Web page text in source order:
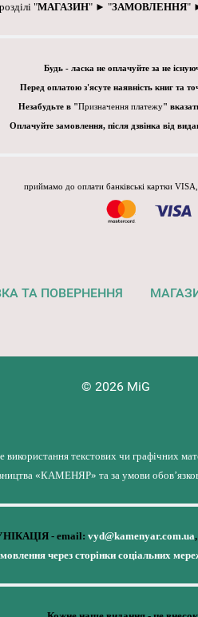
"МАГАЗИН" ► "ЗАМОВЛЕННЯ"
Будь - ласка не оплачуйте за не
Перед оплатою з'ясуте наявність книг та
Незабудьте в "Призначення платежу"
Оплачуйте замовлення, після дзвінка від
приймамо до оплати банківські картки
ТА ПОВЕРНЕННЯ
© 2026 MiG
використання текстових чи графічних
«КАМЕНЯР» та за умови
- email: vyd@kamenyar.com.ua,
через сторінки соціальних